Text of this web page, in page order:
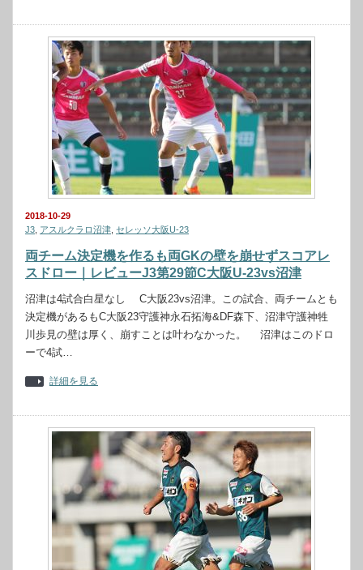
2018-10-29
J3 アスルクラロ沼津 セレッソ大阪U-23
両チーム決定機を作るも両GKの壁を崩せずスコアレ
スドロー｜レビューJ3第29節C大阪U-23vs沼津
沼津は4試合白星なし C大阪23vs沼津。この試合、両チームとも
決定機があるもC大阪23守護神永石拓海&DF森下、沼津守護神牲
川歩見の壁は厚く、崩すことは叶わなかった。 沼津はこのドロ
ーで4試…
詳細を見る